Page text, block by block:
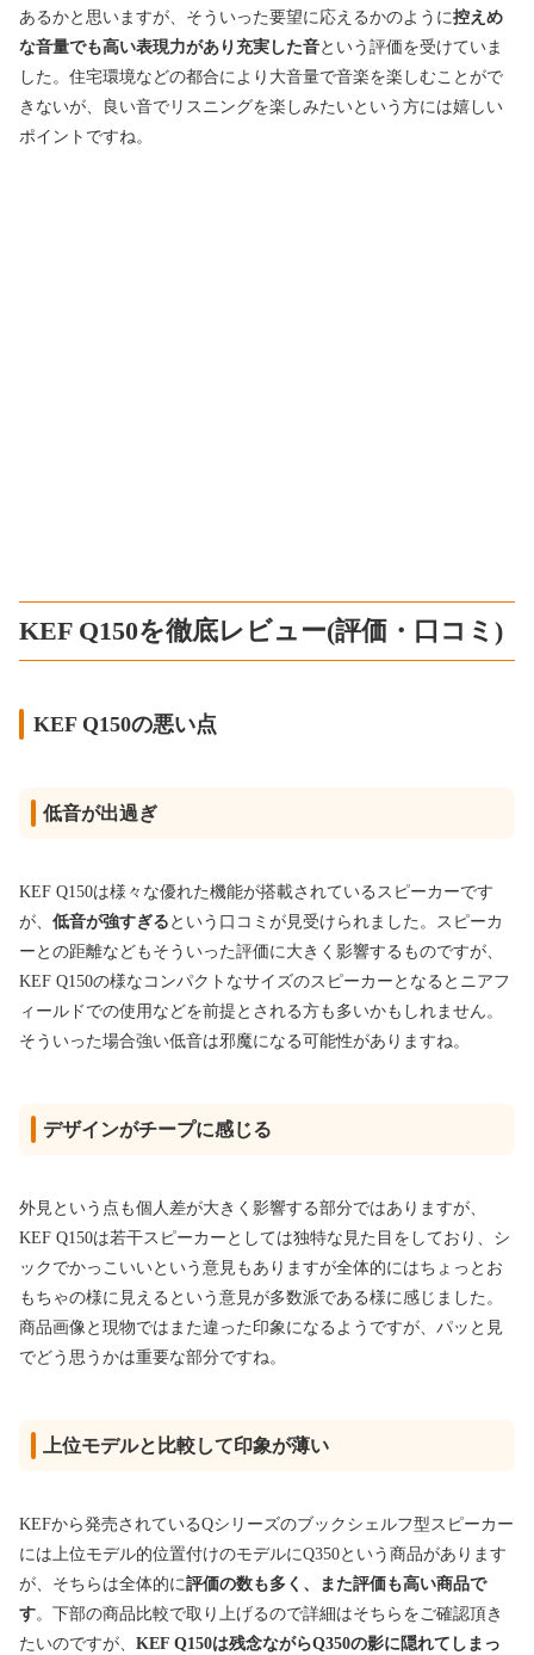
あるかと思いますが、そういった要望に応えるかのように控えめ
な音量でも高い表現力があり充実した音という評価を受けていま
した。住宅環境などの都合により大音量で音楽を楽しむことがで
きないが、良い音でリスニングを楽しみたいという方には嬉しい
ポイントですね。
KEF Q150を徹底レビュー(評価・口コミ)
KEF Q150の悪い点
低音が出過ぎ
KEF Q150は様々な優れた機能が搭載されているスピーカーです
が、 低音が強すぎる という口コミが見受けられました。スピーカ
ーとの距離などもそういった評価に大きく影響するものですが、
KEF Q150の様なコンパクトなサイズのスピーカーとなるとニアフ
ィールドでの使用などを前提とされる方も多いかもしれません。
そういった場合強い低音は邪魔になる可能性がありますね。
デザインがチープに感じる
外見という点も個人差が大きく影響する部分ではありますが、
KEF Q150は若干スピーカーとしては独特な見た目をしており、シ
ックでかっこいいという意見もありますが全体的にはちょっとお
もちゃの様に見えるという意見が多数派である様に感じました。
商品画像と現物ではまた違った印象になるようですが、パッと見
でどう思うかは重要な部分ですね。
上位モデルと比較して印象が薄い
KEFから発売されているQシリーズのブックシェルフ型スピーカー
には上位モデル的位置付けのモデルにQ350という商品があります
が、そちらは全体的に評価の数も多く、また評価も高い商品で
す。下部の商品比較で取り上げるので詳細はそちらをご確認頂き
たいのですが、 KEF Q150は残念ながらQ350の影に隠れてしまっ